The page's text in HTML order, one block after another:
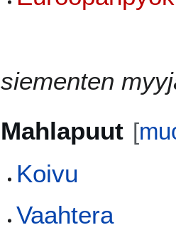
siementen
Mahlapuut [
Koivu
Vaahtera